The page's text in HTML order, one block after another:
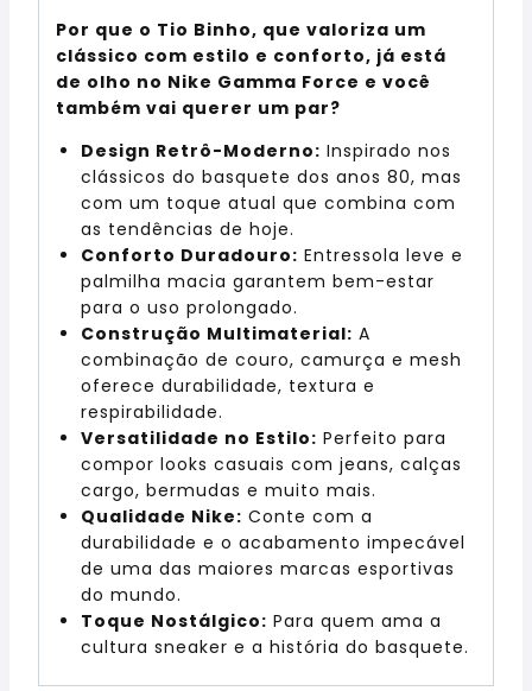
Por que o Tio Binho, que valoriza um
clássico com estilo e conforto, já está
de olho no Nike Gamma Force e você
também vai querer um par?
Design Retrô-Moderno: Inspirado nos
clássicos do basquete dos anos 80, mas
com um toque atual que combina com
as tendências de hoje.
Conforto Duradouro: Entressola leve e
palmilha macia garantem bem-estar
para o uso prolongado.
Construção Multimaterial: A
combinação de couro, camurça e mesh
oferece durabilidade, textura e
respirabilidade.
Versatilidade no Estilo: Perfeito para
compor looks casuais com jeans, calças
cargo, bermudas e muito mais.
Qualidade Nike: Conte com a
durabilidade e o acabamento impecável
de uma das maiores marcas esportivas
do mundo.
Toque Nostálgico: Para quem ama a
cultura sneaker e a história do basquete.